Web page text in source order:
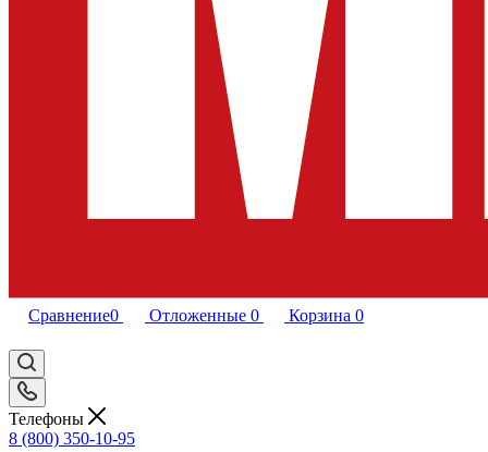
Сравнение0 Отложенные 0 Корзина 0
Телефоны
8 (800) 350-10-95